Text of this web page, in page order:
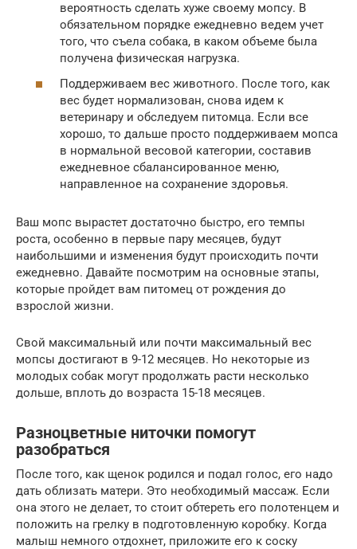
вероятность сделать хуже своему мопсу. В
обязательном порядке ежедневно ведем учет
того, что съела собака, в каком объеме была
получена физическая нагрузка.
Поддерживаем вес животного. После того, как
вес будет нормализован, снова идем к
ветеринару и обследуем питомца. Если все
хорошо, то дальше просто поддерживаем мопса
в нормальной весовой категории, составив
ежедневное сбалансированное меню,
направленное на сохранение здоровья.
Ваш мопс вырастет достаточно быстро, его темпы
роста, особенно в первые пару месяцев, будут
наибольшими и изменения будут происходить почти
ежедневно. Давайте посмотрим на основные этапы,
которые пройдет вам питомец от рождения до
взрослой жизни.
Свой максимальный или почти максимальный вес
мопсы достигают в 9-12 месяцев. Но некоторые из
молодых собак могут продолжать расти несколько
дольше, вплоть до возраста 15-18 месяцев.
Разноцветные ниточки помогут
разобраться
После того, как щенок родился и подал голос, его надо
дать облизать матери. Это необходимый массаж. Если
она этого не делает, то стоит обтереть его полотенцем и
положить на грелку в подготовленную коробку. Когда
малыш немного отдохнет, приложите его к соску